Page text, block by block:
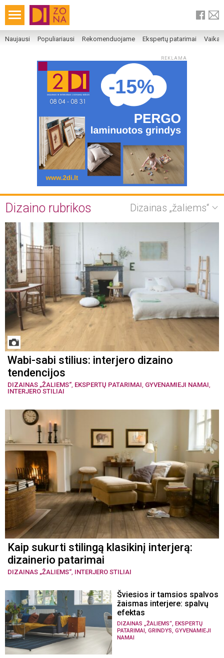
Naujausi Populiariausi Rekomenduojame Ekspertų patarimai
REKLAMA
Dizaino rubrikos Dizainas „žaliems“
Wabi-sabi stilius: interjero dizaino
tendencijos
DIZAINAS „ŽALIEMS“ EKSPERTŲ PATARIMAI GYVENAMIEJI NAMAI
INTERJERO STILIAI
Kaip sukurti stilingą klasikinį interjerą:
dizainerio patarimai
DIZAINAS „ŽALIEMS“ INTERJERO STILIAI
Šviesios ir tamsios spalvos
žaismas interjere: spalvų
efektas
DIZAINAS „ŽALIEMS“ EKSPERTŲ
PATARIMAI GRINDYS GYVENAMIEJI
NAMAI